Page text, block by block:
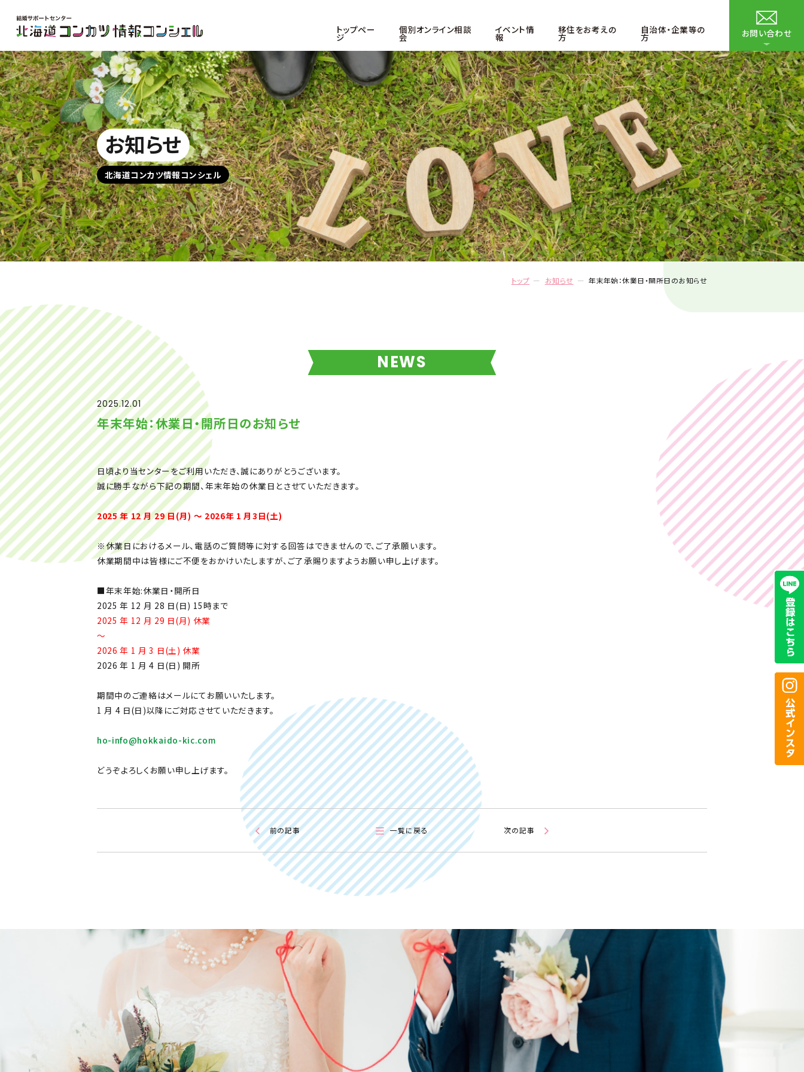
トップペー
ジ
個別オンライン相談
会
イベント情
報
移住をお考えの
方
自治体・企業等の
方 お問い合わせ
お知らせ
北海道コンカツ情報コンシェル
トップ お知らせ 年末年始：休業日・開所日のお知らせ
NEWS
2025.12.01
年末年始：休業日・開所日のお知らせ
日頃より当センターをご利用いただき、誠にありがとうございます。
誠に勝手ながら下記の期間、年末年始の休業日とさせていただきます。
2025 年 12 月 29 日(月) ～ 2026年 1 月3日(土)
※休業日におけるメール、電話のご質問等に対する回答はできませんので、ご了承願います。
休業期間中は皆様にご不便をおかけいたしますが、ご了承賜りますようお願い申し上げます。
■年末年始:休業日・開所日
2025 年 12 月 28 日(日) 15時まで
2025 年 12 月 29 日(月) 休業
～
2026 年 1 月 3 日(土) 休業
2026 年 1 月 4 日(日) 開所
期間中のご連絡はメールにてお願いいたします。
1 月 4 日(日)以降にご対応させていただきます。
ho-info@hokkaido-kic.com
どうぞよろしくお願い申し上げます。
前の記事 一覧に戻る 次の記事